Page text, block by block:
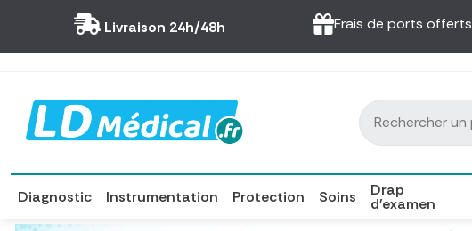
Livraison 24h/48h Frais de ports offerts
Diagnostic Instrumentation Protection Soins Drap
d'examen
Panneau de gestion des cookies